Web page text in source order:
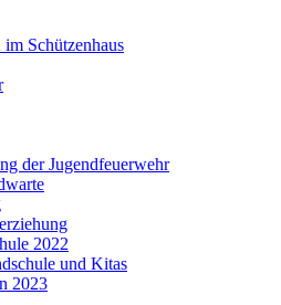
Schützenhaus
der Jugendfeuerwehr
2022
und Kitas
2023